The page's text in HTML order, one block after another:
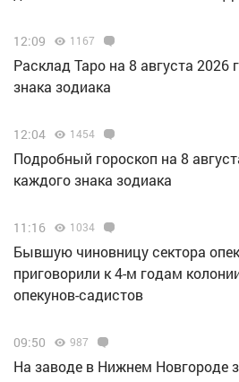
12:09 1167
Расклад Таро на 8 августа 2026
знака зодиака
12:04 1454
Подробный гороскоп на 8
каждого знака зодиака
11:16 1034
Бывшую чиновницу сектора
приговорили к 4-м годам
опекунов-садистов
09:50 987
Н️а заводе в Нижнем Новгороде